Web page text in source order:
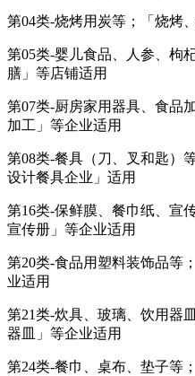
第04类-烧烤用炭等；「烧烤
第05类-婴儿食品、人参、枸
膳」等店铺适用
第07类-厨房家用器具、食品
加工」等企业适用
第08类-餐具（刀、叉和匙）
设计餐具企业」适用
第16类-保鲜膜、餐巾纸、宣
宣传册」等企业适用
第20类-食品用塑料装饰品等
业适用
第21类-炊具、玻璃、饮用器
器皿」等企业适用
第24类-餐巾、桌布、垫子等